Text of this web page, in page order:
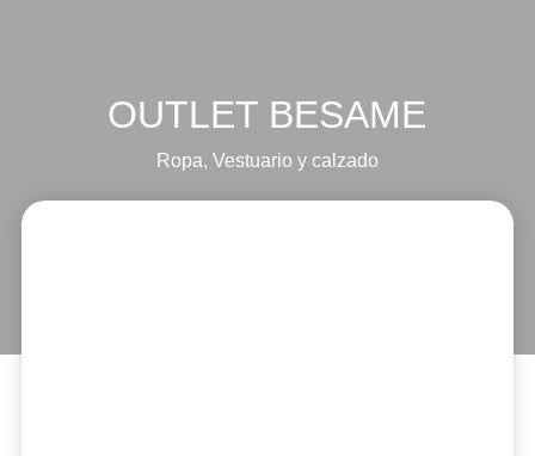
OUTLET BESAME
Ropa, Vestuario y calzado